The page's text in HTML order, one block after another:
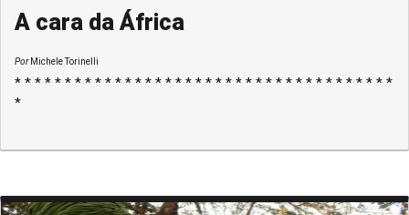
A cara da África
PorMichele Torinelli
* * * * * * * * * * * * * * * * * * * * * * * * * * * * * * * * * * * * * *
*